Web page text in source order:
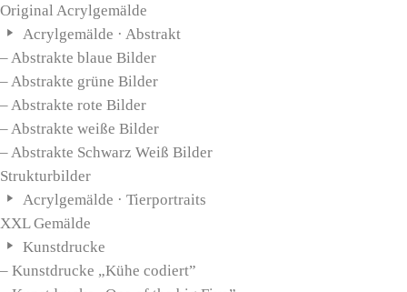
Original Acrylgemälde
Acrylgemälde · Abstrakt
– Abstrakte blaue Bilder
– Abstrakte grüne Bilder
– Abstrakte rote Bilder
– Abstrakte weiße Bilder
– Abstrakte Schwarz Weiß Bilder
Strukturbilder
Acrylgemälde · Tierportraits
XXL Gemälde
Kunstdrucke
– Kunstdrucke „Kühe codiert”